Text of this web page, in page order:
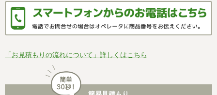
「お見積もりの流れについて」詳しくはこちら